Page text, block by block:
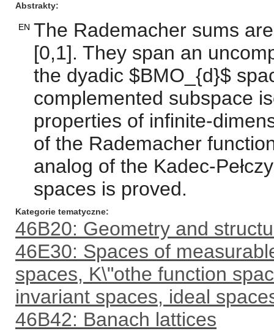
Abstrakty
EN The Rademacher sums
[0,1]. They span an
the dyadic $BMO_{d}$
complemented subspace
properties of infinite-
of the Rademacher
analog of the Kadec-
spaces is proved.
Kategorie tematyczne
46B20: Geometry and
46E30: Spaces of
spaces, K\"othe function
invariant spaces, ideal
46B42: Banach lattices